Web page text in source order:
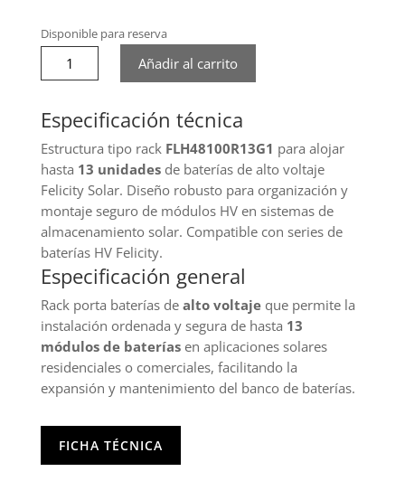
Disponible para reserva
Porta
HV
Solar
(13
Unidades)
cantidad
Añadir al carrito
Especificación técnica
Estructura tipo rack FLH48100R13G1 para alojar
hasta 13 unidadesde baterías de alto voltaje
Felicity Solar. Diseño robusto para organización y
montaje seguro de módulos HV en sistemas de
almacenamiento solar. Compatible con series de
baterías HV Felicity.
Especificación general
Rack porta baterías de alto voltajeque permite la
instalación ordenada y segura de hasta 13
módulos de bateríasen aplicaciones solares
residenciales o comerciales, facilitando la
expansión y mantenimiento del banco de baterías.
FICHA TÉCNICA